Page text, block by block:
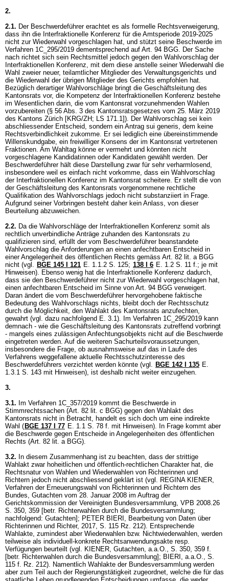
2.
2.1. Der Beschwerdeführer erachtet es als formelle Rechtsverweigerung,
dass ihn die Interfraktionelle Konferenz für die Amtsperiode 2019-2025
nicht zur Wiederwahl vorgeschlagen hat, und stützt seine Beschwerde im
Verfahren 1C_295/2019 dementsprechend auf Art. 94 BGG. Der Sache
nach richtet sich sein Rechtsmittel jedoch gegen den Wahlvorschlag der
Interfraktionellen Konferenz, mit dem diese anstelle seiner Wiederwahl die
Wahl zweier neuer, teilamtlicher Mitglieder des Verwaltungsgerichts und
die Wiederwahl der übrigen Mitglieder des Gerichts empfohlen hat.
Bezüglich derartiger Wahlvorschläge bringt die Geschäftsleitung des
Kantonsrats vor, die Kompetenz der Interfraktionellen Konferenz bestehe
im Wesentlichen darin, die vom Kantonsrat vorzunehmenden Wahlen
vorzubereiten (§ 56 Abs. 3 des Kantonsratsgesetzes vom 25. März 2019
des Kantons Zürich [KRG/ZH; LS 171.1]). Der Wahlvorschlag sei kein
abschliessender Entscheid, sondern ein Antrag sui generis, dem keine
Rechtsverbindlichkeit zukomme. Er sei lediglich eine übereinstimmende
Willenskundgabe, ein freiwilliger Konsens der im Kantonsrat vertretenen
Fraktionen. Am Wahltag könne er vermehrt und könnten nicht
vorgeschlagene Kandidatinnen oder Kandidaten gewählt werden. Der
Beschwerdeführer hält diese Darstellung zwar für sehr verharmlosend,
insbesondere weil es einfach nicht vorkomme, dass ein Wahlvorschlag
der Interfraktionellen Konferenz im Kantonsrat scheitere. Er stellt die von
der Geschäftsleitung des Kantonsrats vorgenommene rechtliche
Qualifikation des Wahlvorschlags jedoch nicht substanziiert in Frage.
Aufgrund seiner Vorbringen besteht daher kein Anlass, von dieser
Beurteilung abzuweichen.
2.2. Da die Wahlvorschläge der Interfraktionellen Konferenz somit als
rechtlich unverbindliche Anträge zuhanden des Kantonsrats zu
qualifizieren sind, erfüllt der vom Beschwerdeführer beanstandete
Wahlvorschlag die Anforderungen an einen anfechtbaren Entscheid in
einer Angelegenheit des öffentlichen Rechts gemäss Art. 82 lit. a BGG
nicht (vgl. BGE 145 I 121 E. 1.1.2 S. 125; 138 I 6 E. 1.2 S. 11 f.; je mit
Hinweisen). Ebenso wenig hat die Interfraktionelle Konferenz dadurch,
dass sie den Beschwerdeführer nicht zur Wiederwahl vorgeschlagen hat,
einen anfechtbaren Entscheid im Sinne von Art. 94 BGG verweigert.
Daran ändert die vom Beschwerdeführer hervorgehobene faktische
Bedeutung des Wahlvorschlags nichts, bleibt doch der Rechtsschutz
durch die Möglichkeit, den Wahlakt des Kantonsrats anzufechten,
gewahrt (vgl. dazu nachfolgend E. 3.1). Im Verfahren 1C_295/2019 kann
demnach - wie die Geschäftsleitung des Kantonsrats zutreffend vorbringt
- mangels eines zulässigen Anfechtungsobjekts nicht auf die Beschwerde
eingetreten werden. Auf die weiteren Sachurteilsvoraussetzungen,
insbesondere die Frage, ob ausnahmsweise auf das in Laufe des
Verfahrens weggefallene aktuelle Rechtsschutzinteresse des
Beschwerdeführers verzichtet werden könnte (vgl. BGE 142 I 135 E.
1.3.1 S. 143 mit Hinweisen), ist deshalb nicht weiter einzugehen.
3.
3.1. Im Verfahren 1C_357/2019 kommt die Beschwerde in
Stimmrechtssachen (Art. 82 lit. c BGG) gegen den Wahlakt des
Kantonsrats nicht in Betracht, handelt es sich doch um eine indirekte
Wahl ( BGE 137 I 77 E. 1.1 S. 78 f. mit Hinweisen). In Frage kommt aber
die Beschwerde gegen Entscheide in Angelegenheiten des öffentlichen
Rechts (Art. 82 lit. a BGG).
3.2. In diesem Zusammenhang ist zu beachten, dass der strittige
Wahlakt zwar hoheitlichen und öffentlich-rechtlichen Charakter hat, die
Rechtsnatur von Wahlen und Wiederwahlen von Richterinnen und
Richtern jedoch nicht abschliessend geklärt ist (vgl. REGINA KIENER,
Verfahren der Erneuerungswahl von Richterinnen und Richtern des
Bundes, Gutachten vom 28. Januar 2008 im Auftrag der
Gerichtskommission der Vereinigten Bundesversammlung, VPB 2008.26
S. 350, 359 [betr. Richterwahlen durch die Bundesversammlung;
nachfolgend: Gutachten]; PETER BIERI, Bearbeitung von Daten über
Richterinnen und Richter, 2017, S. 115 Rz. 212). Entsprechende
Wahlakte, zumindest aber Wiederwahlen bzw. Nichtwiederwahlen, werden
teilweise als individuell-konkrete Rechtsanwendungsakte resp.
Verfügungen beurteilt (vgl. KIENER, Gutachten, a.a.O., S. 350, 359 f.
[betr. Richterwahlen durch die Bundesversammlung]; BIERI, a.a.O., S.
115 f. Rz. 212). Namentlich Wahlakte der Bundesversammlung werden
aber zum Teil auch der Regierungstätigkeit zugeordnet, welche die für das